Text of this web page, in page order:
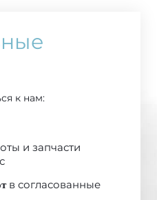
к нам:
и запчасти
в согласованные